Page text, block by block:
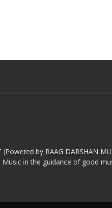
(Powered by RAAG DARSHAN
in the guidance of good